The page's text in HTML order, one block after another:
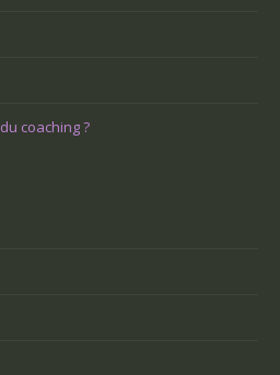
coaching ?